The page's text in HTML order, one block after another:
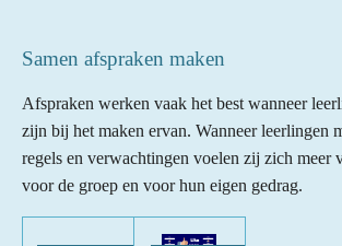
Samen afspraken maken
Afspraken werken vaak het best wanneer
zijn bij het maken ervan. Wanneer leerlingen
regels en verwachtingen voelen zij zich meer
voor de groep en voor hun eigen gedrag.